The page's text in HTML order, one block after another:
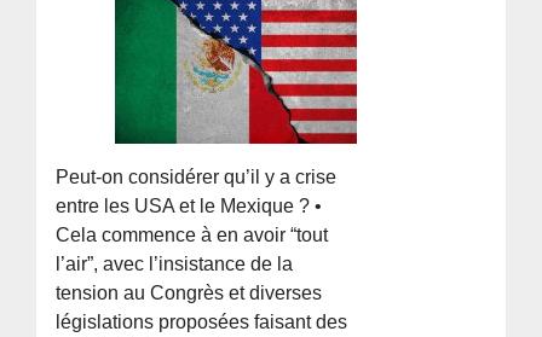
Peut-on considérer qu’il y a crise
entre les USA et le Mexique ? •
Cela commence à en avoir “tout
l’air”, avec l’insistance de la
tension au Congrès et diverses
législations proposées faisant des